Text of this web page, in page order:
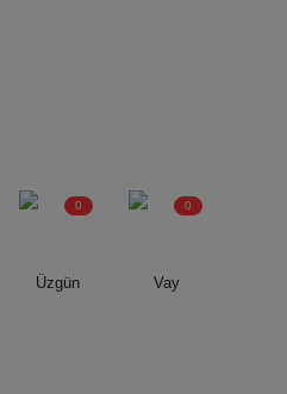
Üzgün
0
Vay
0